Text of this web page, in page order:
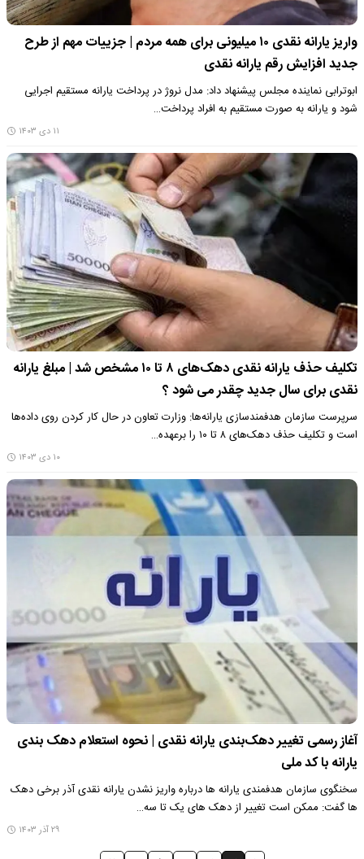
واریز یارانه نقدی ۱۰ میلیونی برای همه مردم | جزییات مهم از طرح
جدید افزایش رقم یارانه نقدی
ابوترابی نماینده مجلس پیشنهاد داد: مدل نروژ در پرداخت یارانه مستقیم اجرایی
شود و یارانه به صورت مستقیم به افراد پرداخت…
۱۱ دی ۱۴۰۳
تکلیف حذف یارانه نقدی دهک‌های ۸ تا ۱۰ مشخص شد | مبلغ یارانه
نقدی برای سال جدید چقدر می شود ؟
سرپرست سازمان هدفمندسازی یارانه‌ها: وزارت تعاون در حال کار کردن روی داده‌ها
است و تکلیف حذف دهک‌های ۸ تا ۱۰ را برعهده…
۱۰ دی ۱۴۰۳
آغاز رسمی تغییر دهک‌بندی یارانه‌ نقدی | نحوه استعلام دهک بندی
یارانه با کد ملی
سخنگوی سازمان هدفمندی یارانه ها درباره واریز نشدن یارانه نقدی آذر برخی دهک
ها گفت: ممکن است تغییر از دهک های یک تا سه…
۲۹ آذر ۱۴۰۳